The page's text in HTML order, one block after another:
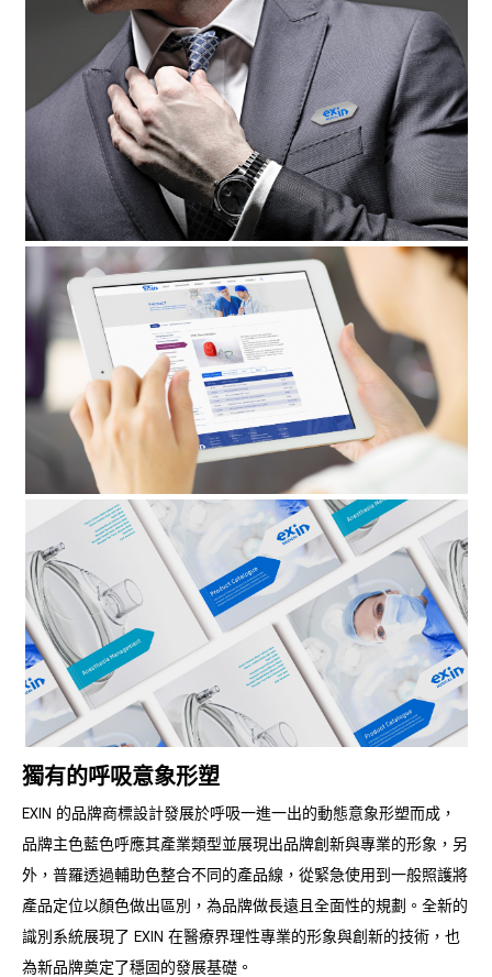
獨有的呼吸意象形塑
EXIN 的品牌商標設計發展於呼吸一進一出的動態意象形塑而成，
品牌主色藍色呼應其產業類型並展現出品牌創新與專業的形象，另
外，普羅透過輔助色整合不同的產品線，從緊急使用到一般照護將
產品定位以顏色做出區別，為品牌做長遠且全面性的規劃。全新的
識別系統展現了 EXIN 在醫療界理性專業的形象與創新的技術，也
為新品牌奠定了穩固的發展基礎。